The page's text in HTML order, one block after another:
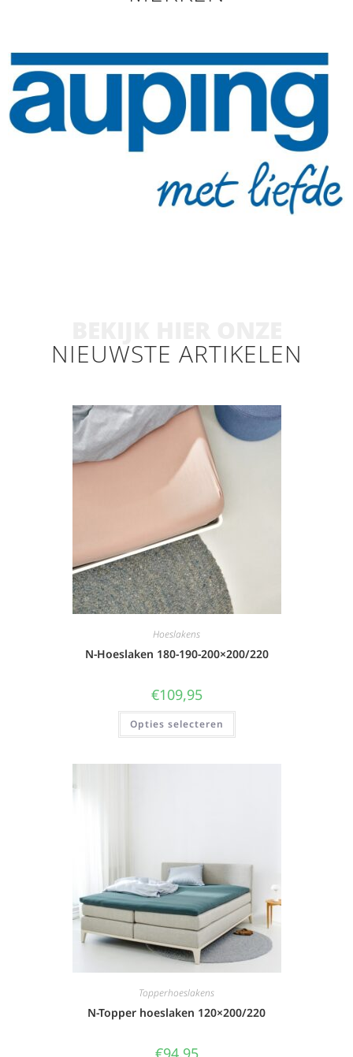
NIEUWSTE ARTIKELEN
Hoeslakens
N-Hoeslaken 180-190-200×200/220
€109,95
Opties selecteren
Topperhoeslakens
N-Topper hoeslaken 120×200/220
€94,95